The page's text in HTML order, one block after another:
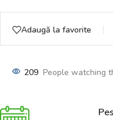
Adaugă la favorite
209 People watching